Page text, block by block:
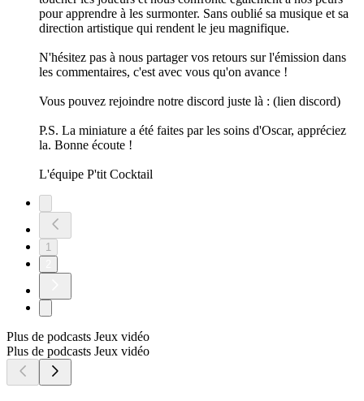
pour apprendre à les surmonter. Sans oublié sa musique et sa
direction artistique qui rendent le jeu magnifique.
N'hésitez pas à nous partager vos retours sur l'émission dans
les commentaires, c'est avec vous qu'on avance !
Vous pouvez rejoindre notre discord juste là : (lien discord)
P.S. La miniature a été faites par les soins d'Oscar, appréciez
la. Bonne écoute !
L'équipe P'tit Cocktail
1
Plus de podcasts Jeux vidéo
Plus de podcasts Jeux vidéo